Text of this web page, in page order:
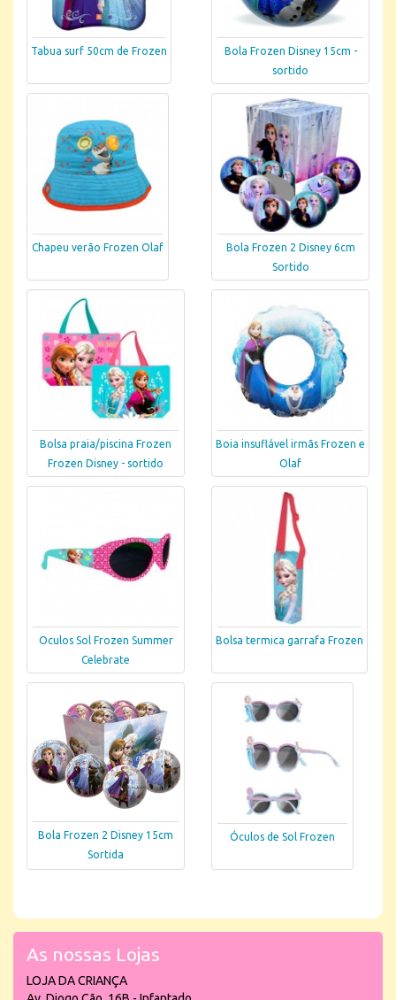
Tabua surf 50cm de Frozen
Bola Frozen Disney 15cm -
sortido
Chapeu verão Frozen Olaf
Bola Frozen 2 Disney 6cm
Sortido
Bolsa praia/piscina Frozen
Frozen Disney - sortido
Boia insuflável irmãs Frozen e
Olaf
Oculos Sol Frozen Summer
Celebrate
Bolsa termica garrafa Frozen
Bola Frozen 2 Disney 15cm
Sortida
Óculos de Sol Frozen
As nossas Lojas
LOJA DA CRIANÇA